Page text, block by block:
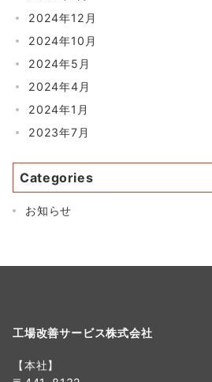
2024年12月
2024年10月
2024年5月
2024年4月
2024年1月
2023年7月
Categories
お知らせ
工場改善サービス株式会社
【本社】